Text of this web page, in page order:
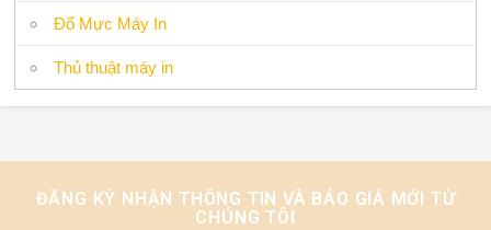
Đổ Mực Máy In
Thủ thuật máy in
ĐĂNG KÝ NHẬN THÔNG TIN VÀ BÁO GIÁ MỚI TỪ
CHÚNG TÔI